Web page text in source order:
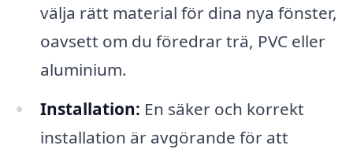
välja rätt material för dina nya fönster,
oavsett om du föredrar trä, PVC eller
aluminium.
Installation: En säker och korrekt
installation är avgörande för att